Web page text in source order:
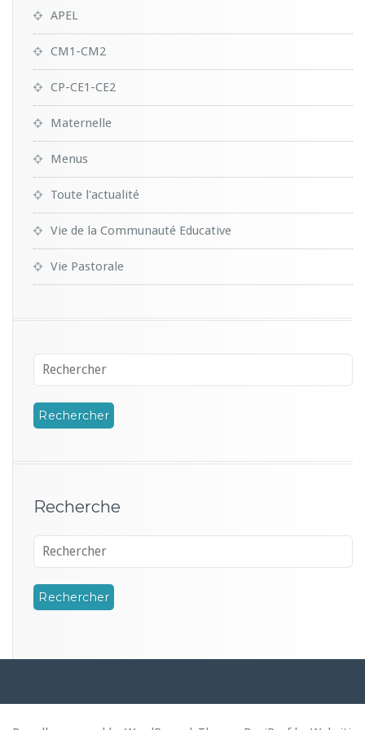
APEL
CM1-CM2
CP-CE1-CE2
Maternelle
Menus
Toute l'actualité
Vie de la Communauté Educative
Vie Pastorale
Recherche